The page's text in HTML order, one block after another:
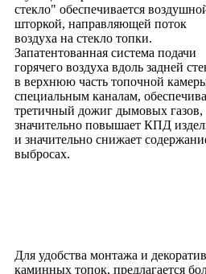
стекло" обеспечивается
шторкой, направляющей поток
воздуха на стекло топки.
Запатентованная система подачи
горячего воздуха вдоль задней
в верхнюю часть топочной
специальным каналам,
третичный дожиг дымовых газов,
значительно повышает КПД
и значительно снижает
выбросах.
Для удобства монтажа и
каминных топок, предлагается